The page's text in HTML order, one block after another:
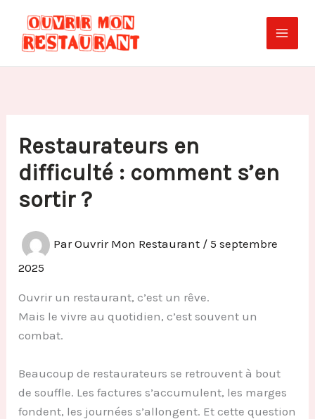
contenu
Restaurateurs en
difficulté : comment s’en
sortir ?
ParOuvrir Mon Restaurant /5 septembre
2025
Ouvrir un restaurant, c’est un rêve.
Mais le vivre au quotidien, c’est souvent un
combat.
Beaucoup de restaurateurs se retrouvent à bout
de souffle. Les factures s’accumulent, les marges
fondent, les journées s’allongent. Et cette question